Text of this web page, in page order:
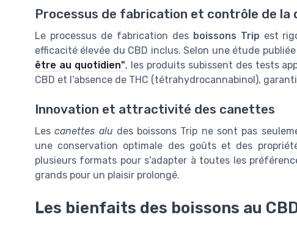
Processus de fabrication et contrôle de la
Le processus de fabrication des boissons Trip est
efficacité élevée du CBD inclus. Selon une étude
être au quotidien", les produits subissent des tests
CBD et l’absence de THC (tétrahydrocannabinol),
Innovation et attractivité des canettes
Lescanettes alu des boissons Trip ne sont pas
une conservation optimale des goûts et des
plusieurs formats pour s'adapter à toutes les
grands pour un plaisir prolongé.
Les bienfaits des boissons au